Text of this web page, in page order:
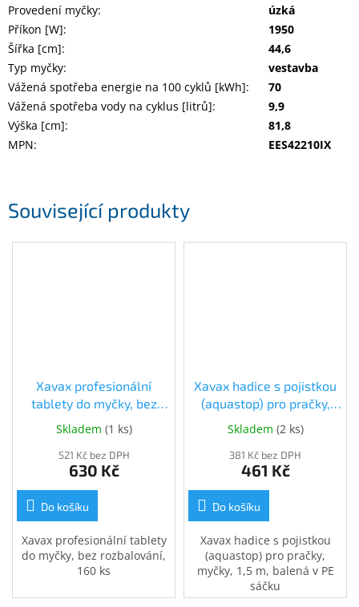
Související produkty
Xavax profesionální
tablety do myčky, bez
rozbalování, 160 ks
(111735)
Skladem (1 ks)
521 Kč bez DPH
630 Kč
Do košíku
Xavax profesionální tablety
do myčky, bez rozbalování,
160 ks
Xavax hadice s pojistkou
(aquastop) pro pračky,
myčky, 1,5 m, balená v PE
sáčku (111447)
Skladem (2 ks)
381 Kč bez DPH
461 Kč
Do košíku
Xavax hadice s pojistkou
(aquastop) pro pračky,
myčky, 1,5 m, balená v PE
sáčku
Provedení myčky:
úzká
Příkon [W]:
1950
Šířka [cm]:
44,6
Typ myčky:
vestavba
Vážená spotřeba energie na 100 cyklů [kWh]:
70
Vážená spotřeba vody na cyklus [litrů]:
9,9
Výška [cm]:
81,8
MPN: EES42210IX